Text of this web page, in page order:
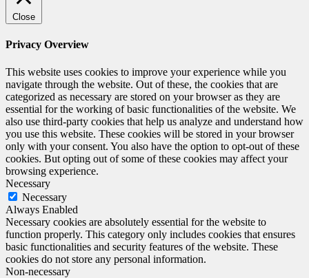
Close
Privacy Overview
This website uses cookies to improve your experience while you
navigate through the website. Out of these, the cookies that are
categorized as necessary are stored on your browser as they are
essential for the working of basic functionalities of the website. We
also use third-party cookies that help us analyze and understand how
you use this website. These cookies will be stored in your browser
only with your consent. You also have the option to opt-out of these
cookies. But opting out of some of these cookies may affect your
browsing experience.
Necessary
Necessary
Always Enabled
Necessary cookies are absolutely essential for the website to
function properly. This category only includes cookies that ensures
basic functionalities and security features of the website. These
cookies do not store any personal information.
Non-necessary